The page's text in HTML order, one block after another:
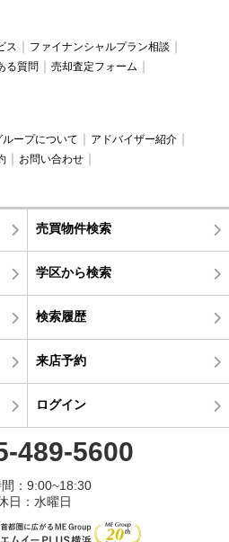
ス
ファイナンシャルプラン相談
る質問
売却査定フォーム
ループについて
アドバイザー紹介
お問い合わせ
売買物件検索
学区から検索
検索履歴
来店予約
ログイン
489-5600
：9:00~18:30
日：水曜日